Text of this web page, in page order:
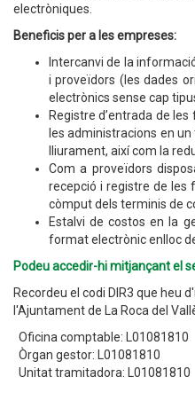
electròniques.
Beneficis per a les empreses:
Intercanvi de la
i proveïdors (les dades
electrònics sense cap
Registre d’entrada de
les administracions en
lliurament, així com la
Com a proveïdors
recepció i registre de les
còmput dels terminis de
Estalvi de costos en la
format electrònic enlloc
Podeu accedir-hi mitjançant el
Recordeu el codi DIR3 que heu
l'Ajuntament de La Roca del
Oficina comptable: L01081810
Òrgan gestor: L01081810
Unitat tramitadora: L01081810